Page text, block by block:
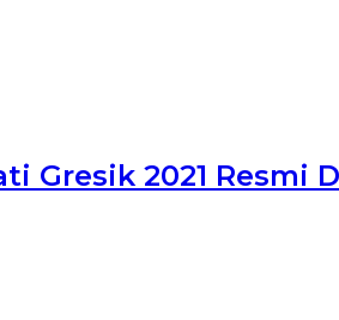
Gresik 2021 Resmi